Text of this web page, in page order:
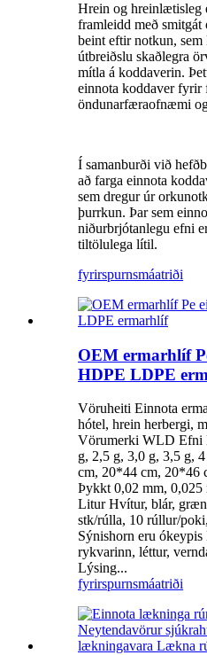
Hrein og hreinlætisleg
framleidd með
beint eftir notkun,
útbreiðslu skaðlegra
mítla á koddaverin.
einnota koddaver fyrir
öndunarfæraofnæmi
Í samanburði við
að farga einnota
sem dregur úr
þurrkun. Þar sem
niðurbrjótanlegu efni
tiltölulega lítil.
fyrirspurnsmáatriði
OEM ermarhlíf
HDPE LDPE
Vöruheiti Einnota
hótel, hrein herbergi,
Vörumerki WLD Efni
g, 2,5 g, 3,0 g, 3,5 g,
cm, 20*44 cm, 20*46
Þykkt 0,02 mm, 0,025
Litur Hvítur, blár,
stk/rúlla, 10 rúllur/
Sýnishorn eru
rykvarinn, léttur,
Lýsing...
fyrirspurnsmáatriði